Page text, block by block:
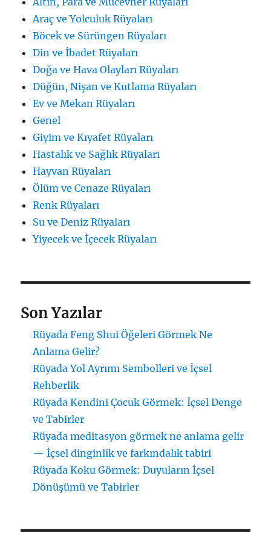
Araç ve Yolculuk Rüyaları
Böcek ve Sürüngen Rüyaları
Din ve İbadet Rüyaları
Doğa ve Hava Olayları Rüyaları
Düğün, Nişan ve Kutlama Rüyaları
Ev ve Mekan Rüyaları
Genel
Giyim ve Kıyafet Rüyaları
Hastalık ve Sağlık Rüyaları
Hayvan Rüyaları
Ölüm ve Cenaze Rüyaları
Renk Rüyaları
Su ve Deniz Rüyaları
Yiyecek ve İçecek Rüyaları
Son Yazılar
Rüyada Feng Shui Öğeleri Görmek Ne
Anlama Gelir?
Rüyada Yol Ayrımı Sembolleri ve İçsel
Rehberlik
Rüyada Kendini Çocuk Görmek: İçsel Denge
ve Tabirler
Rüyada meditasyon görmek ne anlama gelir
— İçsel dinginlik ve farkındalık tabiri
Rüyada Koku Görmek: Duyuların İçsel
Dönüşümü ve Tabirler